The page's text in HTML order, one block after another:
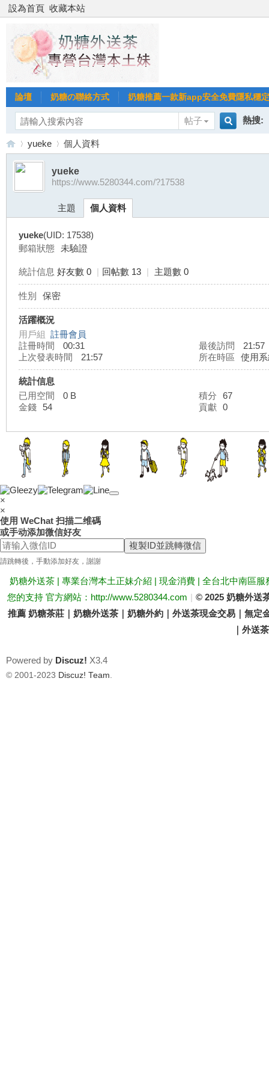
設為首頁 收藏本站
論壇 奶糖の聯絡方式 奶糖推薦一款新app安全免費隱私穩
帖子
熱搜:
台
外
送
茶
›
yueke 個人資料
yueke
https://www.5280344.com/?17538
主題 個人資料
yueke(UID: 17538)
郵箱狀態 未驗證
統計信息 好友數 0 | 回帖數 13 | 主題數 0
性別 保密
活躍概況
用戶組 註冊會員
註冊時間
00:31 最後訪問
21:57
上次發表時間
21:57 所在時區 使用
統計信息
已用空間
0 B 積分
67
金錢
54 貢獻 0
×
×
使用 WeChat 扫描二维碼
或手动添加微信好友
複製ID並跳轉微信
請跳轉後，手動添加好友，謝謝
奶糖外送茶 | 專業台灣本土正妹介紹 | 現金消費 | 全台北中南區
您的支持 官方網站：http://www.5280344.com | © 2025 奶糖外送
推薦 奶糖茶莊｜奶糖外送茶｜奶糖外約｜外送茶現金交易｜無
｜外送
Powered by Discuz! X3.4
© 2001-2023 Discuz! Team.